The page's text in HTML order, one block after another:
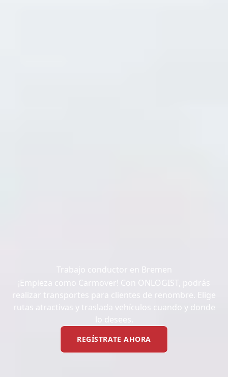
Trabajo conductor en Bremen
¡Empieza como Carmover! Con ONLOGIST, podrás
realizar transportes para clientes de renombre. Elige
rutas atractivas y traslada vehículos cuando y donde
lo desees.
REGÍSTRATE AHORA